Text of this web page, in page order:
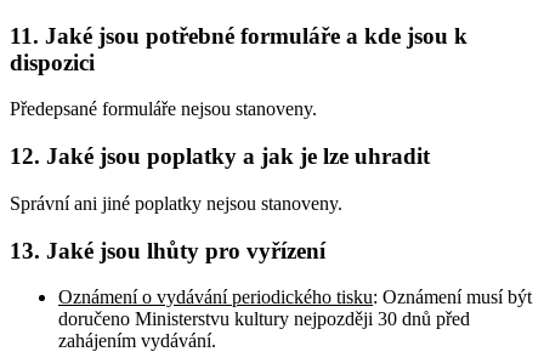
11. Jaké jsou potřebné formuláře a kde jsou k
dispozici
Předepsané formuláře nejsou stanoveny.
12. Jaké jsou poplatky a jak je lze uhradit
Správní ani jiné poplatky nejsou stanoveny.
13. Jaké jsou lhůty pro vyřízení
Oznámení o vydávání periodického tisku: Oznámení musí být
doručeno Ministerstvu kultury nejpozději 30 dnů před
zahájením vydávání.